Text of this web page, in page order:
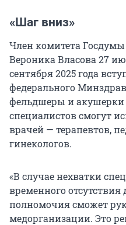
«Шаг вниз»
Член комитета Госдумы
Вероника Власова 27
сентября 2025 года
федерального
фельдшеры и акушерки
специалистов смогут
врачей — терапевтов,
гинекологов.
«В случае нехватки
временного отсутствия
полномочия сможет
медорганизации. Это